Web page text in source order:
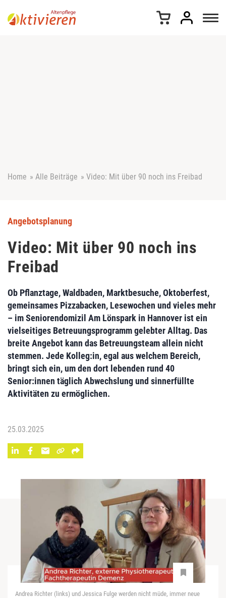
Home » Alle Beiträge » Video: Mit über 90 noch ins Freibad
Angebotsplanung
Video: Mit über 90 noch ins
Freibad
Ob Pflanztage, Waldbaden, Marktbesuche, Oktoberfest,
gemeinsames Pizzabacken, Lesewochen und vieles mehr
– im Seniorendomizil Am Lönspark in Hannover ist ein
vielseitiges Betreuungsprogramm gelebter Alltag. Das
breite Angebot kann das Betreuungsteam allein nicht
stemmen. Jede Kolleg:in, egal aus welchem Bereich,
bringt sich ein, um den dort lebenden rund 40
Senior:innen täglich Abwechslung und sinnerfüllte
Aktivitäten zu ermöglichen.
25.03.2025
Andrea Richter (links) und Jessica Fulge werden nicht müde, immer neue